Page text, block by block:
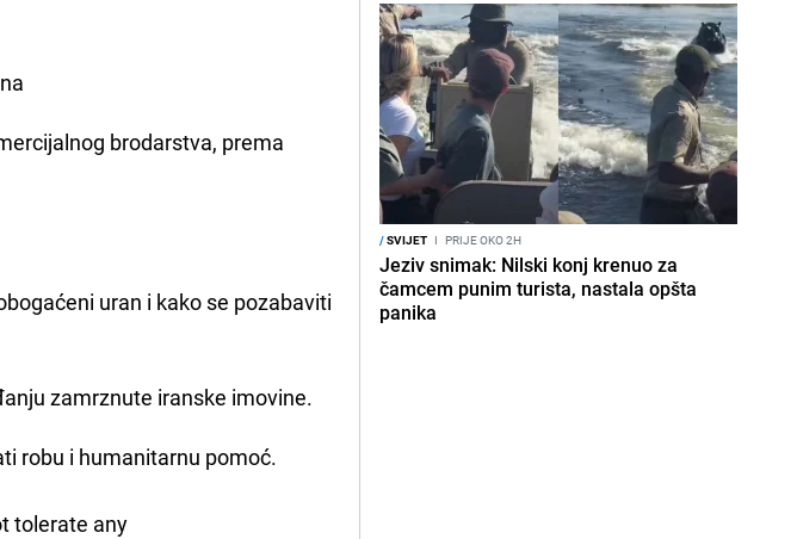
brodarstva, prema
uran i kako se pozabaviti
zamrznute iranske imovine.
robu i humanitarnu pomoć.
tolerate any
/SVIJET I PRIJE OKO 2H
Jeziv snimak: Nilski konj krenuo za
čamcem punim turista, nastala opšta
panika